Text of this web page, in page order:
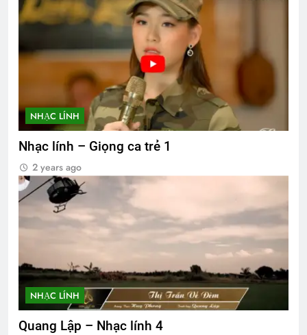
NHẠC LÍNH
Nhạc lính – Giọng ca trẻ 1
2 years ago
NHẠC LÍNH
Quang Lập – Nhạc lính 4